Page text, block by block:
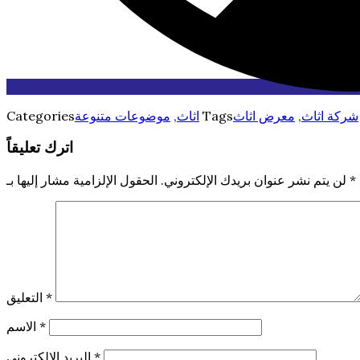
Categories
اثاث, موضوعات متنوعة Tags شركة اثاث, معرض اثاث
اترك تعليقاً
لن يتم نشر عنوان بريدك الإلكتروني. *
*
*
*